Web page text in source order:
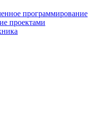
программирование
проектами